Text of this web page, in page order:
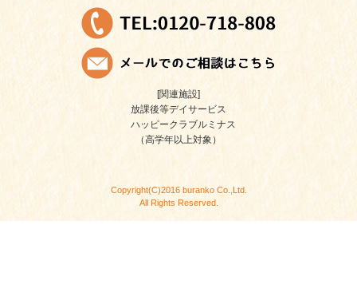
[関連施設]
放課後等デイサービス
ハッピークラブルミナス
（高学年以上対象）
Copyright(C)2016 buranko Co.,Ltd.
All Rights Reserved.